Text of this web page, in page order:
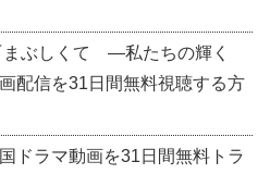
まぶしくて ―私たちの輝く
配信を31日間無料視聴する方
ドラマ動画を31日間無料トラ